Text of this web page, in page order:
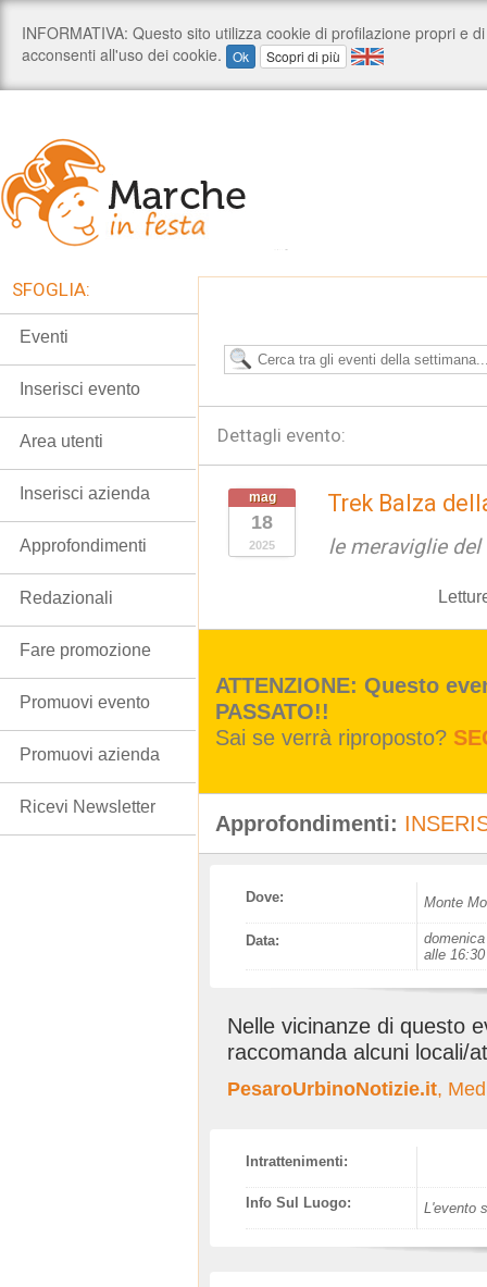
Dettagli evento:
mag
18
2025
Trek Balza
le meraviglie
ATTENZIONE: Questo
PASSATO!!
Sai se verrà riproposto?
Approfondimenti:
Dove: Monte
Data:
alle 16:30
Nelle vicinanze di questo
raccomanda alcuni locali/
PesaroUrbinoNotizie.it,
Intrattenimenti:
Info Sul Luogo: L'evento
SFOGLIA:
Eventi
Inserisci evento
Area utenti
Inserisci azienda
Approfondimenti
Redazionali
Fare promozione
Promuovi evento
Promuovi azienda
Ricevi Newsletter